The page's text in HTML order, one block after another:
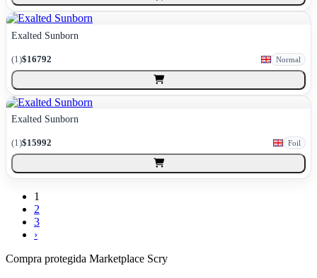
Exalted Sunborn
(1)$16792 Normal
Exalted Sunborn
(1)$15992 Foil
1
2
3
›
Compra protegida Marketplace Scry